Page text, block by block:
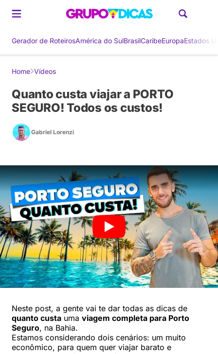
Gerador de RoteirosAmérica do SulBrasilCaribeEuropaEstados
Home Vídeos
Quanto custa viajar a PORTO
SEGURO! Todos os custos!
Gabriel Lorenzi
Neste post, a gente vai te dar todas as dicas de
quanto custa uma viagem completa para Porto
Seguro, na Bahia.
Estamos considerando dois cenários: um muito
econômico, para quem quer viajar barato e